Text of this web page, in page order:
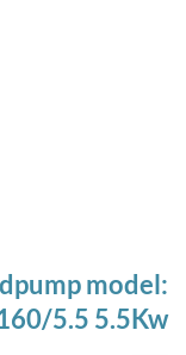
model:
5.5 5.5Kw